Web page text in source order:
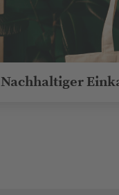
Nachhaltiger